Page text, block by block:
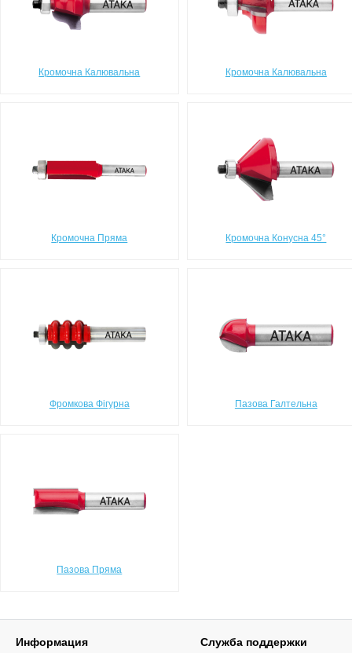
Кромочна Калювальна Кромочна Калювальна
Кромочна Пряма Кромочна Конусна 45°
Фромкова Фігурна Пазова Галтельна
Пазова Пряма
Информация Служба поддержки